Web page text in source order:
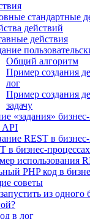
стандартные
действий
действия
Общий алгоритм
Пример создания
лог
Пример создания
задачу
«задания»
API
REST в
в бизнес-процессах
использования
PHP код в
советы
из одного
в лог